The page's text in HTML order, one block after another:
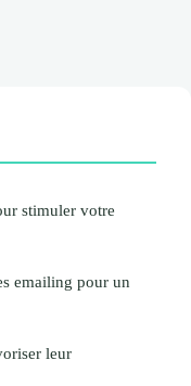
stimuler votre
emailing pour un
leur